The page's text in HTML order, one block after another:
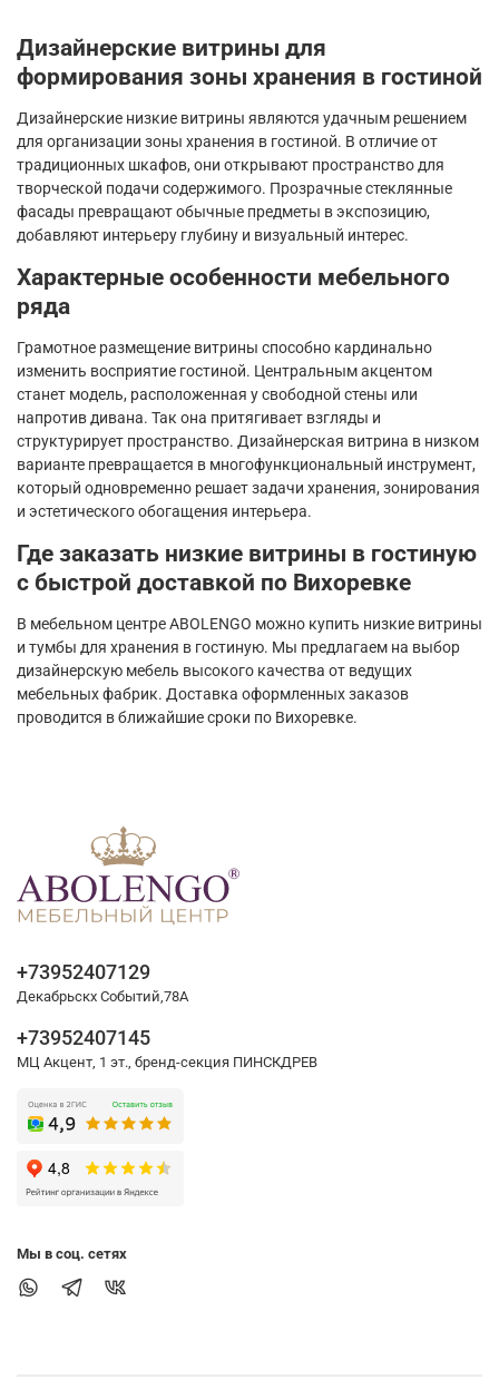
Дизайнерские витрины для
формирования зоны хранения в гостиной
Дизайнерские низкие витрины являются удачным решением
для организации зоны хранения в гостиной. В отличие от
традиционных шкафов, они открывают пространство для
творческой подачи содержимого. Прозрачные стеклянные
фасады превращают обычные предметы в экспозицию,
добавляют интерьеру глубину и визуальный интерес.
Характерные особенности мебельного
ряда
Грамотное размещение витрины способно кардинально
изменить восприятие гостиной. Центральным акцентом
станет модель, расположенная у свободной стены или
напротив дивана. Так она притягивает взгляды и
структурирует пространство. Дизайнерская витрина в низком
варианте превращается в многофункциональный инструмент,
который одновременно решает задачи хранения, зонирования
и эстетического обогащения интерьера.
Где заказать низкие витрины в гостиную
с быстрой доставкой по Вихоревке
В мебельном центре ABOLENGO можно купить низкие витрины
и тумбы для хранения в гостиную. Мы предлагаем на выбор
дизайнерскую мебель высокого качества от ведущих
мебельных фабрик. Доставка оформленных заказов
проводится в ближайшие сроки по Вихоревке.
+73952407129
Декабрьскх Событий,78А
+73952407145
МЦ Акцент, 1 эт., бренд-секция ПИНСКДРЕВ
Мы в соц. сетях